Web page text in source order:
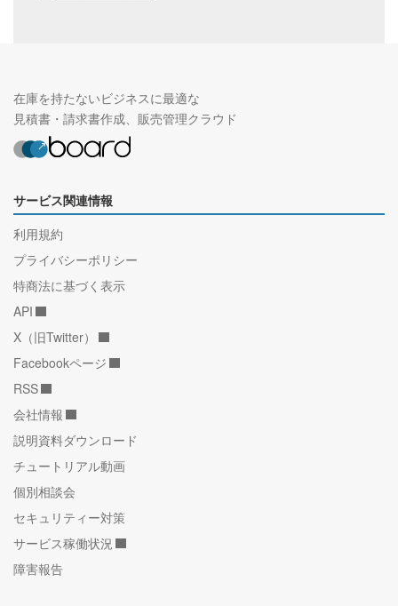
在庫を持たないビジネスに最適な
見積書・請求書作成、販売管理クラウド
サービス関連情報
利用規約
プライバシーポリシー
特商法に基づく表示
API
X（旧Twitter）
Facebookページ
RSS
会社情報
説明資料ダウンロード
チュートリアル動画
個別相談会
セキュリティー対策
サービス稼働状況
障害報告